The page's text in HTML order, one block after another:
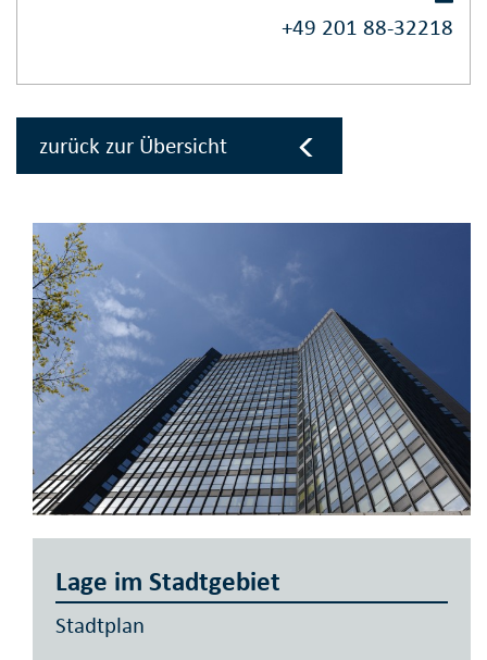
+49 201 88-32218
zurück zur Übersicht
Lage im Stadtgebiet
Stadtplan